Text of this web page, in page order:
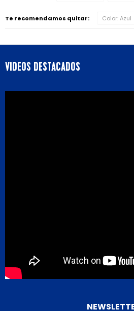
Te recomendamos quitar: Color:Azul
VIDEOS DESTACADOS